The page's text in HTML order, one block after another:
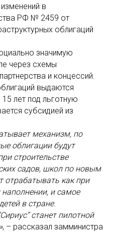
в
РФ № 2459 от
облигаций
значимую
через схемы
и концессий.
выдаются
лет под льготную
субсидией из
механизм, по
облигации будут
строительстве
садов, школ по новым
отрабатывать как при
наполнении, и самое
в стране.
станет пилотной
, – рассказал замминистра